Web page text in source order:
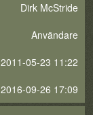
Dirk McStride
Användare
2011-05-23 11:22
2016-09-26 17:09